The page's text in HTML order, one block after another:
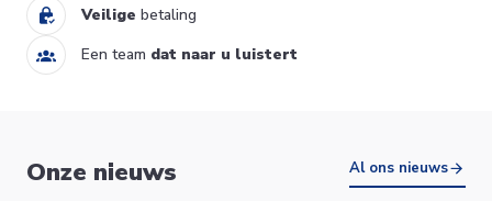
465X466 VAN MARCKE
ORIGINE 20003052
269,50 €
Veilige betaling
Een team dat naar u luistert
Onze nieuws Al ons nieuws